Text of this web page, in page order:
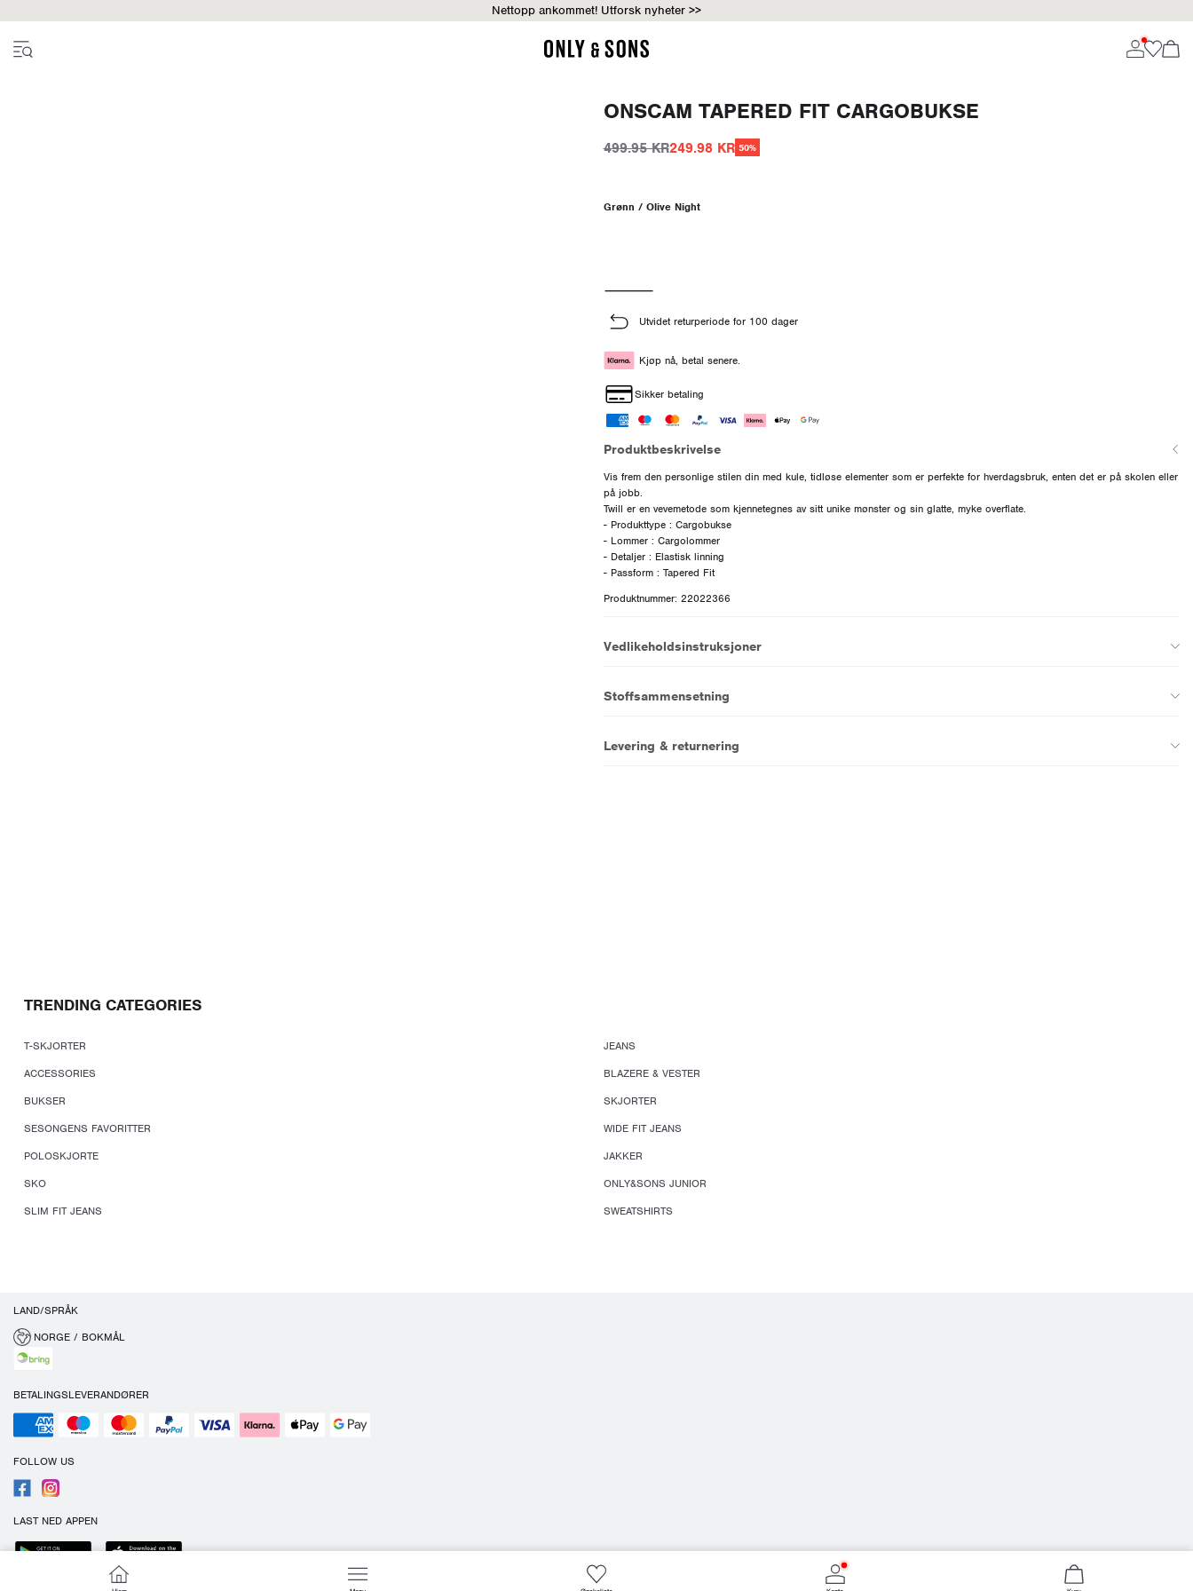
Nettopp ankommet! Utforsk nyheter >>
ONSCAM TAPERED FIT CARGOBUKSE
499.95 KR249.98 KR 50%
Grønn / Olive Night
Utvidet returperiode for 100 dager
Kjøp nå, betal senere.
Sikker betaling
Produktbeskrivelse
Vis frem den personlige stilen din med kule, tidløse elementer som er perfekte for hverdagsbruk, enten det er på skolen eller
på jobb.
Twill er en vevemetode som kjennetegnes av sitt unike mønster og sin glatte, myke overflate.
- Produkttype : Cargobukse
- Lommer : Cargolommer
- Detaljer : Elastisk linning
- Passform : Tapered Fit
Produktnummer: 22022366
Vedlikeholdsinstruksjoner
Stoffsammensetning
Levering & returnering
TRENDING CATEGORIES
T-SKJORTER
JEANS
ACCESSORIES
BLAZERE & VESTER
BUKSER
SKJORTER
SESONGENS FAVORITTER
WIDE FIT JEANS
POLOSKJORTE
JAKKER
SKO
ONLY&SONS JUNIOR
SLIM FIT JEANS
SWEATSHIRTS
LAND/SPRÅK
NORGE / BOKMÅL
BETALINGSLEVERANDØRER
FOLLOW US
LAST NED APPEN